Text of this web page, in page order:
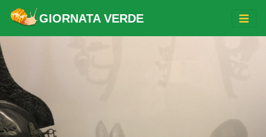
GIORNATA VERDE